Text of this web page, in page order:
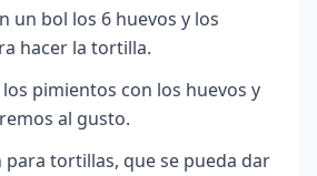
un bol los 6 huevos y los
hacer la tortilla.
pimientos con los huevos y
al gusto.
para tortillas, que se pueda dar